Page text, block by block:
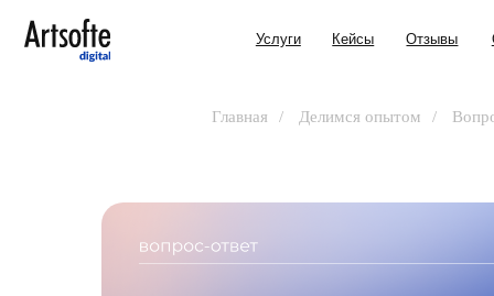
Услуги Кейсы Отзывы О нас
Главная / Делимся опытом /